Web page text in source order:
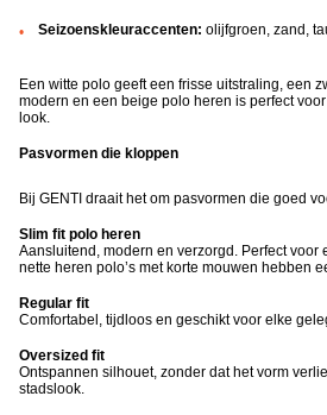
Seizoenskleuraccenten: olijfgroen, zand,
Een witte polo geeft een frisse uitstraling, een
modern en een beige polo heren is perfect
look.
Pasvormen die kloppen
Bij GENTI draait het om pasvormen die goed
Slim fit polo heren
Aansluitend, modern en verzorgd. Perfect voor
nette heren polo’s met korte mouwen hebben
Regular fit
Comfortabel, tijdloos en geschikt voor elke
Oversized fit
Ontspannen silhouet, zonder dat het vorm
stadslook.